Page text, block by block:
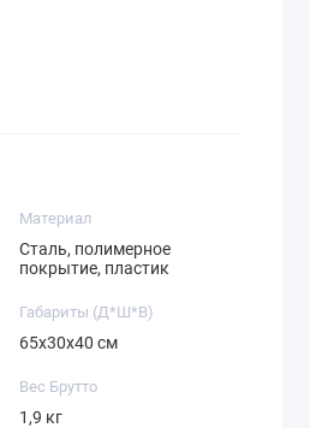
Материал
Сталь, полимерное
покрытие, пластик
Габариты (Д*Ш*В)
65х30х40 см
Вес Брутто
1,9 кг